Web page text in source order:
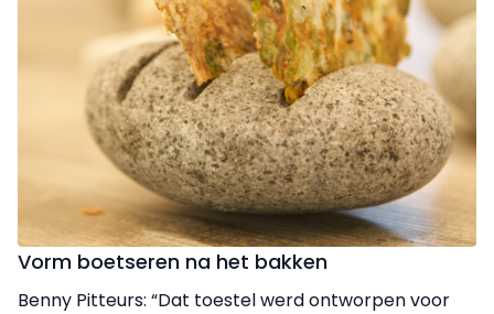
Vorm boetseren na het bakken
Benny Pitteurs: “Dat toestel werd ontworpen voor